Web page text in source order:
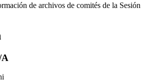
de archivos de comités de la Sesión